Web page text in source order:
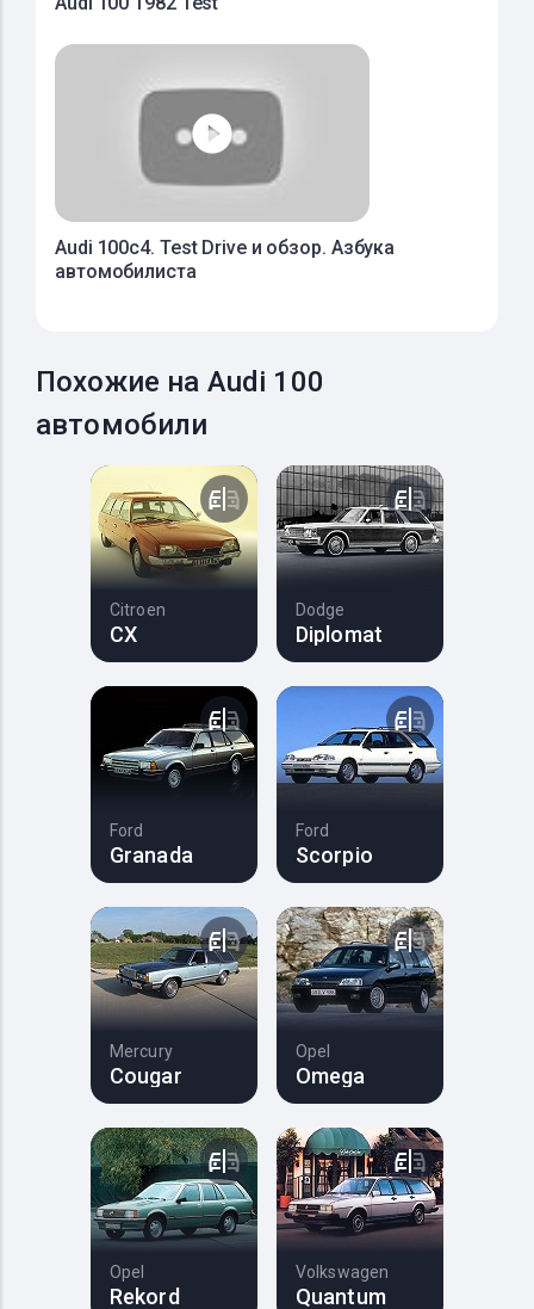
Audi 100c4. Test Drive и обзор. Азбука
автомобилиста
Похожие на Audi 100
автомобили
Citroen
CX
Dodge
Diplomat
Ford
Granada
Ford
Scorpio
Mercury
Cougar
Opel
Omega
Opel
Rekord
Volkswagen
Quantum